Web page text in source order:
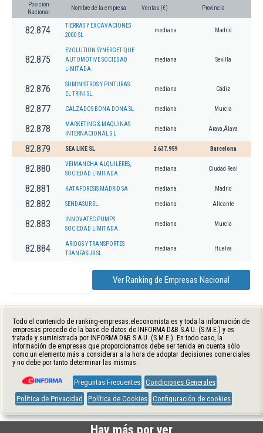
Posición
Nacional
Nombre de la empresa Ventas (€) Provincia
82.874
TIERRAS Y EXCAVACIONES
2000 SL
mediana Madrid
82.875
EVOLUTION SYNERGETIQUE
AUTOMOTIVE SOCIEDAD
LIMITADA.
mediana Sevilla
82.876
SUMINISTROS Y PINTURAS
EL TRINI SL.
mediana Cádiz
82.877 CALZADOS BONA DONA SL mediana Murcia
82.878
MARKETING & MAQUINAS
INTERNACIONAL S L
mediana Arava,Álava
82.879 SEA LIKE SL 2.637.959 Barcelona
82.880
VEIMANCHA ALQUILERES,
SOCIEDAD LIMITADA.
mediana Ciudad Real
82.881 KATAFORESIS MADRID SA mediana Madrid
82.882 SENDASUR SL. mediana Alicante
82.883
INNOVATEC PUMPS
SOCIEDAD LIMITADA.
mediana Murcia
82.884
ARIDOS Y TRANSPORTES
TRANFASUR SL.
mediana Huelva
Ver Ranking de Empresas Nacional
Todo el contenido de ranking-empresas.eleconomista.es y toda la información de
empresas procede de la base de datos de INFORMA D&B S.A.U. (S.M.E.) y es
tratada y suministrada por INFORMA D&B S.A.U. (S.M.E.). En todo caso, la
información de empresas que proporcionamos debe ser tenida en cuenta sólo
como un elemento más a considerar a la hora de adoptar decisiones comerciales
y no debe por tanto determinar las mismas.
Preguntas Frecuentes Condiciones Generales
Política de Privacidad
Política de Cookies Configuración de cookies
Hay más por ver